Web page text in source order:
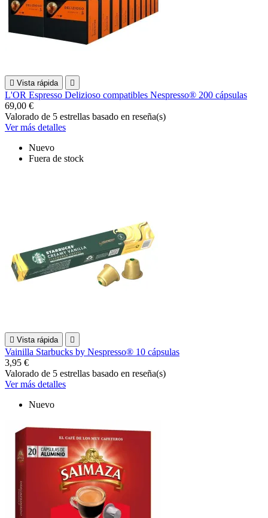
 Vista rápida 
L'OR Espresso Delizioso compatibles Nespresso® 200 cápsulas
69,00 €
Valorado de 5 estrellas basado en reseña(s)
Ver más detalles
Nuevo
Fuera de stock
 Vista rápida 
Vainilla Starbucks by Nespresso® 10 cápsulas
3,95 €
Valorado de 5 estrellas basado en reseña(s)
Ver más detalles
Nuevo